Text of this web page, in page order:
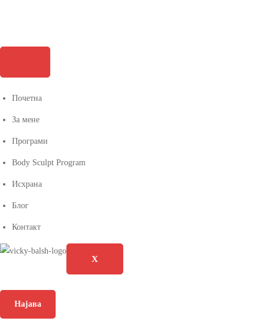
Почетна
За мене
Програми
Body Sculpt Program
Исхрана
Блог
Контакт
X
Најава